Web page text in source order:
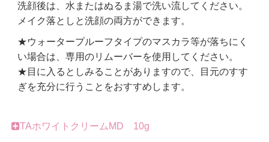
洗顔後は、水またはぬるま湯で洗い流してください。
メイク落としと洗顔の両方ができます。
★ウォータープルーフタイプのマスカラ等が落ちにく
い場合は、専用のリムーバーを使用してください。
★目に入るとしみることがありますので、目元のすす
ぎを充分に行うことをおすすめします。
TAホワイトクリームMD 10g